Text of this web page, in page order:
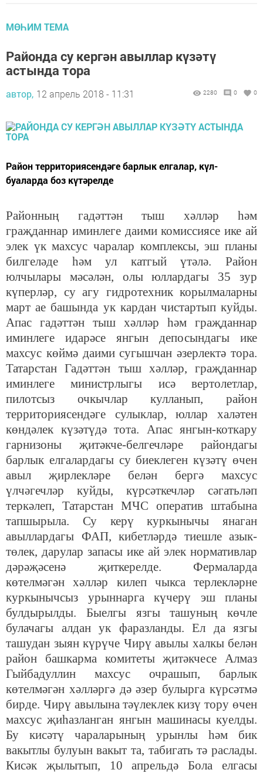
МӨҺИМ ТЕМА
Районда су кергән авыллар күзәтү
астында тора
автор, 12 апрель 2018 - 11:31 2280 0 0
Район территориясендәге барлык елгалар, күл-
буаларда боз күтәрелде
Районның гадәттән тыш хәлләр һәм
граҗданнар иминлеге даими комиссиясе ике ай
элек үк махсус чаралар комплексы, эш планы
билгеләде һәм ул катгый үтәлә. Район
юлчылары мәсәлән, олы юллардагы 35 зур
күперләр, су агу гидротехник корылмаларны
март ае башында ук кардан чистартып куйды.
Апас гадәттән тыш хәлләр һәм граҗданнар
иминлеге идарәсе янгын депосындагы ике
махсус көймә даими сугышчан әзерлектә тора.
Татарстан Гадәттән тыш хәлләр, граҗданнар
иминлеге министрлыгы исә вертолетлар,
пилотсыз очкычлар кулланып, район
территориясендәге сулыклар, юллар халәтен
көндәлек күзәтүдә тота. Апас янгын-коткару
гарнизоны җитәкче-белгечләре райондагы
барлык елгалардагы су биеклеген күзәтү өчен
авыл җирлекләре белән бергә махсус
үлчәгечләр куйды, күрсәткечләр сәгатьләп
теркәлеп, Татарстан МЧС оператив штабына
тапшырыла. Су керү куркынычы янаган
авыллардагы ФАП, кибетләрдә тиешле азык-
төлек, дарулар запасы ике ай элек нормативлар
дәрәҗәсенә җиткерелде. Фермаларда
көтелмәгән хәлләр килеп чыкса терлекләрне
куркынычсыз урыннарга күчерү эш планы
булдырылды. Быелгы язгы ташуның көчле
булачагы алдан ук фаразланды. Ел да язгы
ташудан зыян күрүче Чирү авылы халкы белән
район башкарма комитеты җитәкчесе Алмаз
Гыйбадуллин махсус очрашып, барлык
көтелмәгән хәлләргә дә әзер булырга күрсәтмә
бирде. Чирү авылына тәүлеклек кизү тору өчен
махсус җиһазланган янгын машинасы куелды.
Бу кисәтү чараларының урынлы һәм бик
вакытлы булуын вакыт та, табигать тә раслады.
Кисәк җылытып, 10 апрельдә Бола елгасы